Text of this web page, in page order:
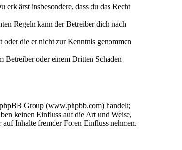
erklärst insbesondere, dass du das Recht
Regeln kann der Betreiber dich nach
die er nicht zur Kenntnis genommen
Betreiber oder einem Dritten Schaden
Group (www.phpbb.com) handelt;
keinen Einfluss auf die Art und Weise,
Inhalte fremder Foren Einfluss nehmen.